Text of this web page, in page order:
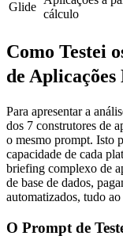
Glide
cálculo
Como Testei
de
Para apresentar a
dos 7 construtores de
o mesmo prompt. Isto
capacidade de cada
briefing complexo de
de base de dados,
automatizados, tudo
O Prompt de